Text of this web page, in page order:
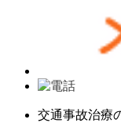
交通事故治療